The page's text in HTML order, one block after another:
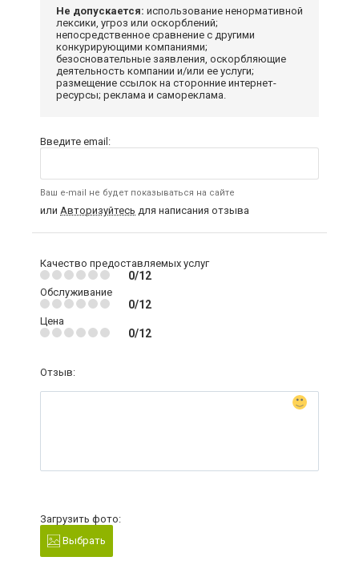
Не допускается: использование ненормативной
лексики, угроз или оскорблений;
непосредственное сравнение с другими
конкурирующими компаниями;
безосновательные заявления, оскорбляющие
деятельность компании и/или ее услуги;
размещение ссылок на сторонние интернет-
ресурсы; реклама и самореклама.
Введите email:
Ваш e-mail не будет показываться на сайте
или Авторизуйтесь для написания отзыва
Качество предоставляемых услуг
0/12
Обслуживание
0/12
Цена
0/12
Отзыв:
Загрузить фото:
Выбрать